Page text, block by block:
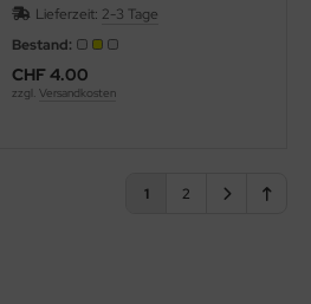
Lieferzeit: 2-3 Tage
Bestand:
CHF 4.00
zzgl. Versandkosten
1 2